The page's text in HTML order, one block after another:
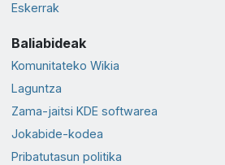
Eskerrak
Baliabideak
Komunitateko Wikia
Laguntza
Zama-jaitsi KDE softwarea
Jokabide-kodea
Pribatutasun politika